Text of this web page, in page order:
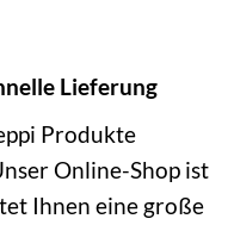
Lieferung
Produkte
Online-Shop ist
Ihnen eine große